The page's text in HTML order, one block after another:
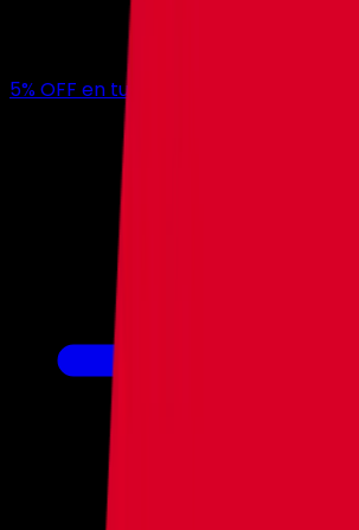
5% OFF en tu primer mes con nosotros